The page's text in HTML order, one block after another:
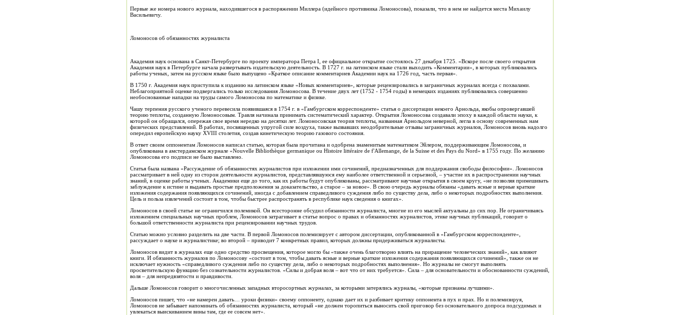
Первые же номера нового журнала, находившегося в распоряжении Миллера (идейного противника Ломоносова), показали, что в нем не найдется места Михаилу
Васильевичу.
Ломоносов об обязанностях журналиста
Академия наук основана в Санкт-Петербурге по проекту императора Петра I, ее официальное открытие состоялось 27 декабря 1725. «Вскоре после своего открытия
Академия наук в Петербурге начала развертывать издательскую деятельность. В 1727 г. на латинском языке стали выходить «Комментарии», в которых публиковались
работы ученых, затем на русском языке было выпущено «Краткое описание комментариев Академии наук на 1726 год, часть первая».
В 1750 г. Академия наук приступила к изданию на латинском языке «Новых комментариев», которые рецензировались в заграничных журналах всегда с похвалами.
Неблагоприятной оценке подвергались только исследования Ломоносова. В течение двух лет (1752 - 1754 годы) в немецких изданиях публиковались совершенно
необоснованные нападки на труды самого Ломоносова по математике и физике.
Чашу терпения русского ученого перевесила появившаяся в 1754 г. в «Гамбургском корреспонденте» статья о диссертации некоего Арнольда, якобы опровергавшей
теорию теплоты, созданную Ломоносовым. Травля начинала принимать систематический характер. Открытия Ломоносова создавали эпоху в каждой области науки, к
которой он обращался, опережая свое время нередко на десятки лет. Ломоносовская теория теплоты, названная Арнольдом неверной, легла в основу современных нам
физических представлений. В работах, посвященных упругой силе воздуха, также вызвавших неодобрительные отзывы заграничных журналов, Ломоносов вновь надолго
опередил европейскую науку XVIII столетия, создав кинетическую теорию газового состояния.
В ответ своим оппонентам Ломоносов написал статью, которая была прочитана и одобрена знаменитым математиком Эйлером, поддерживающим Ломоносова, и
опубликована в амстердамском журнале «Nouvelle Bibliothèque germanique ou Histoire littéraire de f'Allemange, de la Suisse et des Pays du Nord» в 1755 году. По желанию
Ломоносова его подписи не было выставлено.
Статья была названа «Рассуждение об обязанностях журналистов при изложении ими сочинений, предназначенных для поддержания свободы философии». Ломоносов
рассматривает в ней одну из сторон деятельности журналистов, представлявшуюся ему наиболее ответственной и серьезной, – участие их в распространении научных
знаний, в оценке работы ученых. Академики еще до того, как их работы будут опубликованы, рассматривают научные открытия в своем кругу, «не позволяя примешивать
заблуждение к истине и выдавать простые предположения за доказательство, а старое – за новое». В свою очередь журналы обязаны «давать ясные и верные краткие
изложения содержания появляющихся сочинений, иногда с добавлением справедливого суждения либо по существу дела, либо о некоторых подробностях выполнения.
Цель и польза извлечений состоит в том, чтобы быстрее распространять в республике наук сведения о книгах».
Ломоносов в своей статье не ограничился полемикой. Он всесторонне обсудил обязанности журналиста, многие из его мыслей актуальны до сих пор. Не ограничиваясь
изложением специальных научных проблем, Ломоносов затрагивает в статье вопрос о правах и обязанностях журналистов, этике научных публикаций, говорит о
большой ответственности журналиста при рецензировании научных трудов.
Статью можно условно разделить на две части. В первой Ломоносов полемизирует с автором диссертации, опубликованной в «Гамбургском корреспонденте»,
рассуждает о науке и журналистике; во второй – приводит 7 конкретных правил, которых должны придерживаться журналисты.
Ломоносов видит в журналах еще одно средство просвещения, которое могло бы «также очень благотворно влиять на приращение человеческих знаний», как влияют
книги. И обязанность журналов по Ломоносову «состоит в том, чтобы давать ясные и верные краткие изложения содержания появляющихся сочинений», также он не
исключает нужность «справедливого суждения либо по существу дела, либо о некоторых подробностях выполнения». Но журналы не смогут выполнять
просветительскую функцию без сознательности журналистов. «Силы и добрая воля – вот что от них требуется». Сила – для основательности и обоснованности суждений,
воля – для непредвзятости и правдивости.
Дальше Ломоносов говорит о многочисленных западных второсортных журналах, за которыми затерялись журналы, «которые признаны лучшими».
Ломоносов пишет, что «не намерен давать… уроки физики» своему оппоненту, однако дает их и разбивает критику оппонента в пух и прах. Но и полемизируя,
Ломоносов не забывает напоминать об обязанностях журналиста, который «не должен торопиться выносить свой приговор без основательного допроса подсудимых и
увлекаться выискиванием вины там, где ее совсем нет».